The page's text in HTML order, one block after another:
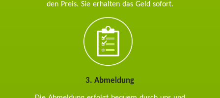
den Preis. Sie erhalten das Geld sofort.
3. Abmeldung